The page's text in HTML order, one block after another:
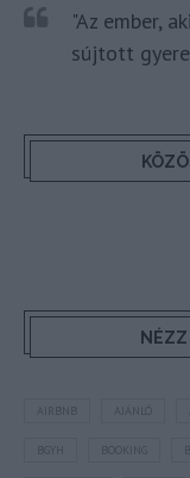
"Az ember,
sújtott